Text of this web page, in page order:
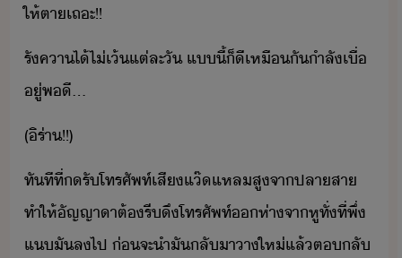
ให้​ตา​เถะ​!​!
รัคา​ไ้​ไ่​เ้แต่​ละ​ั​ ​แี้​็ี​เหืั​ำลั​เื่​
ู่​พี​...
(​ิ​ร่า​!​!​)
ทัทีที่​​รัโทรศัพท์​เสี​แ​๊​แหล​สู​จา​ปลา​สา​
ทำให้​ัญญา​า​ต้​รี​ึ​โทรศัพท์​ห่า​จา​หู​ทั่​ที่พึ่​
แ​ั​ล​ไป​ ​่​จะ​ำ​ั​ลัา​า​ให่​แล้​ตลั​